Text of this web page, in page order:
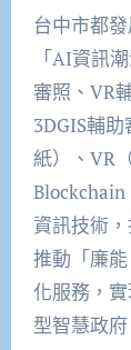
台中市都
「AI資訊
審照、VR
3DGIS輔
紙）、VR
Blockchain
資訊技術
推動「廉
化服務，
型智慧政府